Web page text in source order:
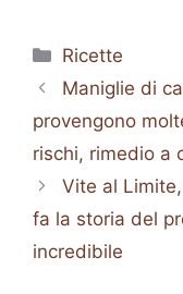
Categorie
Ricette
Maniglie di
provengono
rischi, rimedio a
Vite al
fa la storia del
incredibile